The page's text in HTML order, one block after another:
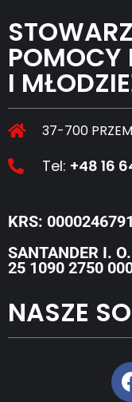
POMOCY
I
37-700
Tel: +48 16
KRS: 0000246791
SANTANDER I.
25 1090 2750
NASZE